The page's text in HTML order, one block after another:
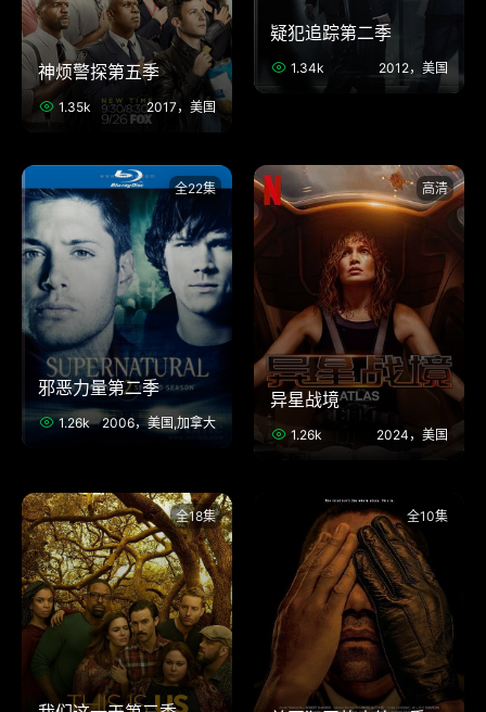
神烦警探第五季
1.35k 2017，美国
疑犯追踪第二季
1.34k 2012，美国
全22集
邪恶力量第二季
1.26k 2006，美国,加拿大
高清
异星战境
1.26k 2024，美国
全18集 全10集